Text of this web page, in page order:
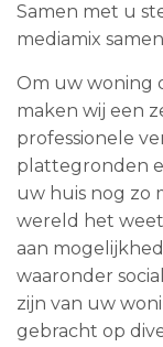
Samen met u
mediamix
Om uw woning
maken wij een
professionele
plattegronden
uw huis nog zo
wereld het
aan
waaronder
zijn van uw
gebracht op